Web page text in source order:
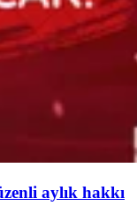
aylık hakkı